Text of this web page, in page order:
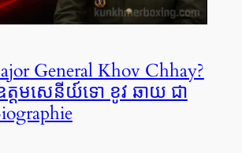
General Khov Chhay?
តមសេនីយ៍ទោ ខូវ ឆាយ ជា